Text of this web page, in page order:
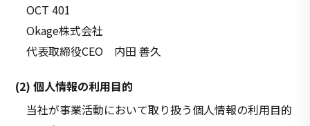
OCT 401
Okage株式会社
代表取締役CEO 内田 善久
(2) 個人情報の利用目的
当社が事業活動において取り扱う個人情報の利用目的